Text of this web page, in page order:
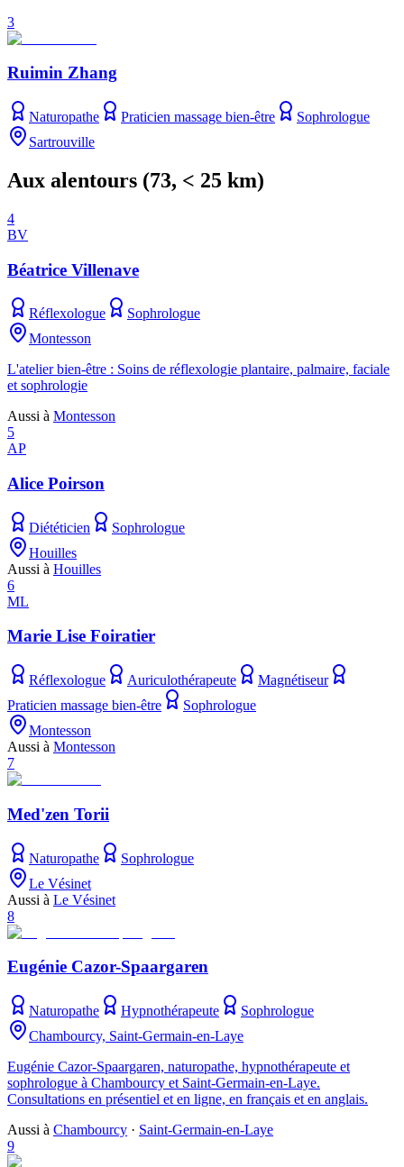
3
Ruimin Zhang
Naturopathe Praticien massage bien-être
Sophrologue
Sartrouville
Aux alentours (73, < 25 km)
4
BV
Béatrice Villenave
Réflexologue
Sophrologue
Montesson
L'atelier bien-être : Soins de réflexologie plantaire, palmaire, faciale
et sophrologie
Aussi à Montesson
5
AP
Alice Poirson
Diététicien
Sophrologue
Houilles
Aussi à Houilles
6
ML
Marie Lise Foiratier
Réflexologue Auriculothérapeute
Magnétiseur
Praticien massage bien-être
Sophrologue
Montesson
Aussi à Montesson
7
Med'zen Torii
Naturopathe
Sophrologue
Le Vésinet
Aussi à Le Vésinet
8
Eugénie Cazor-Spaargaren
Naturopathe Hypnothérapeute
Sophrologue
Chambourcy, Saint-Germain-en-Laye
Eugénie Cazor-Spaargaren, naturopathe, hypnothérapeute et
sophrologue à Chambourcy et Saint-Germain-en-Laye.
Consultations en présentiel et en ligne, en français et en anglais.
Aussi à Chambourcy · Saint-Germain-en-Laye
9